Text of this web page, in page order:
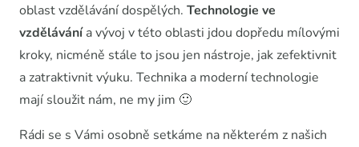
oblast vzdělávání dospělých. Technologie ve
vzdělávánía vývoj v této oblasti jdou dopředu mílovými
kroky, nicméně stále to jsou jen nástroje, jak zefektivnit
a zatraktivnit výuku. Technika a moderní technologie
mají sloužit nám, ne my jim 🙂
Rádi se s Vámi osobně setkáme na některém z našich